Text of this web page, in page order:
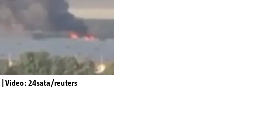
| Video: 24sata/reuters